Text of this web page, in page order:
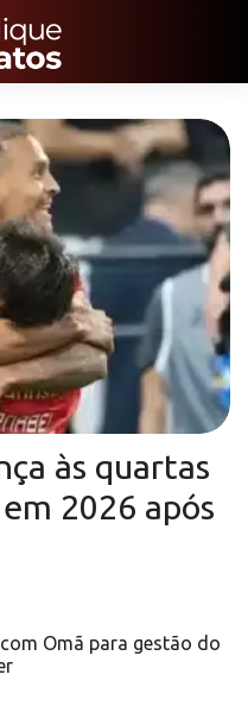
às quartas
2026 após
Omã para gestão do